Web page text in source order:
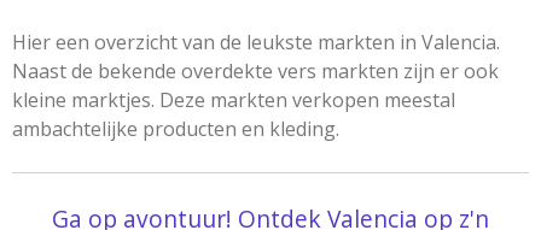
Hier een overzicht van de leukste markten in Valencia.
Naast de bekende overdekte vers markten zijn er ook
kleine marktjes. Deze markten verkopen meestal
ambachtelijke producten en kleding.
Ga op avontuur! Ontdek Valencia op z'n